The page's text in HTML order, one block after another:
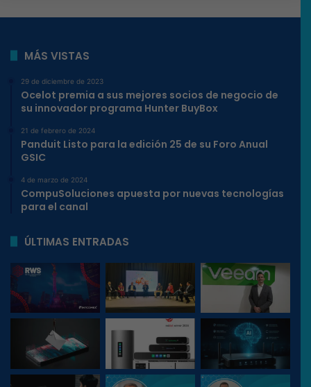
MÁS VISTAS
29 de diciembre de 2023
Ocelot premia a sus mejores socios de negocio de
su innovador programa Hunter BuyBox
21 de febrero de 2024
Panduit Listo para la edición 25 de su Foro Anual
GSIC
4 de marzo de 2024
CompuSoluciones apuesta por nuevas tecnologías
para el canal
ÚLTIMAS ENTRADAS